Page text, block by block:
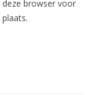
browser voor